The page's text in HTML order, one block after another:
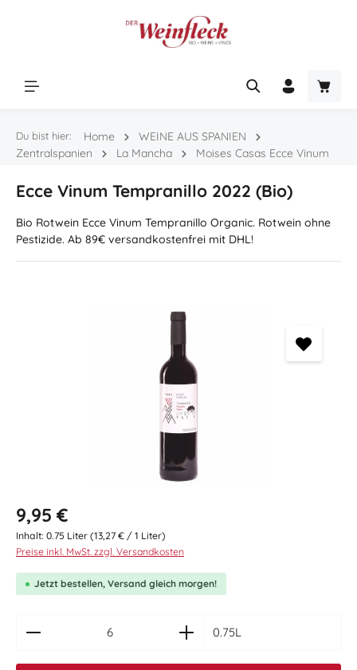
Du bist hier: Home
WEINE AUS SPANIEN
Zentralspanien
La Mancha Moises Casas Ecce Vinum
Ecce Vinum Tempranillo 2022 (Bio)
Bio Rotwein Ecce Vinum Tempranillo Organic. Rotwein ohne
Pestizide. Ab 89€ versandkostenfrei mit DHL!
Regulärer Preis:
9,95 €
Inhalt: 0.75 Liter (13,27 € / 1 Liter)
Preise inkl. MwSt. zzgl. Versandkosten
Jetzt bestellen, Versand gleich morgen!
0.75L